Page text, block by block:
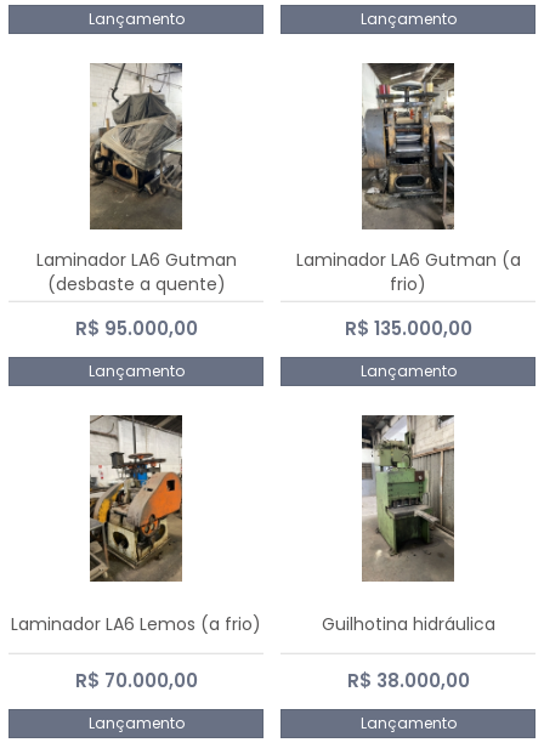
Lançamento Lançamento
Laminador LA6 Gutman
(desbaste a quente)
R$ 95.000,00
Lançamento
Laminador LA6 Gutman (a
frio)
R$ 135.000,00
Lançamento
Laminador LA6 Lemos (a frio)
R$ 70.000,00
Lançamento
Guilhotina hidráulica
R$ 38.000,00
Lançamento